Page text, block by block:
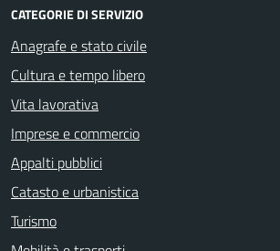
CATEGORIE DI SERVIZIO
Anagrafe e stato civile
Cultura e tempo libero
Vita lavorativa
Imprese e commercio
Appalti pubblici
Catasto e urbanistica
Turismo